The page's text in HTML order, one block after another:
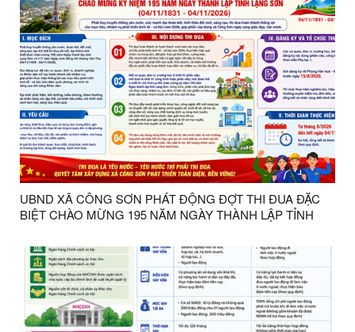
UBND XÃ CÔNG SƠN PHÁT ĐỘNG ĐỢT THI ĐUA ĐẶC
BIỆT CHÀO MỪNG 195 NĂM NGÀY THÀNH LẬP TỈNH